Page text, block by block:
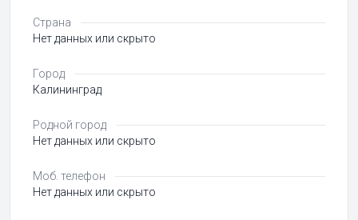
Страна
Нет данных или скрыто
Город
Калининград
Родной город
Нет данных или скрыто
Моб. телефон
Нет данных или скрыто